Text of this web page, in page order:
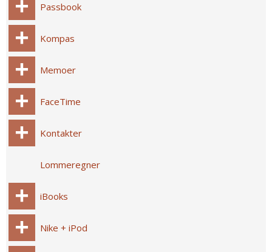
Passbook
Kompas
Memoer
FaceTime
Kontakter
Lommeregner
iBooks
Nike + iPod